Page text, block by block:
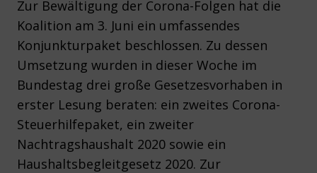
Zur Bewältigung der Corona-Folgen hat die
Koalition am 3. Juni ein umfassendes
Konjunkturpaket beschlossen. Zu dessen
Umsetzung wurden in dieser Woche im
Bundestag drei große Gesetzesvorhaben in
erster Lesung beraten: ein zweites Corona-
Steuerhilfepaket, ein zweiter
Nachtragshaushalt 2020 sowie ein
Haushaltsbegleitgesetz 2020. Zur